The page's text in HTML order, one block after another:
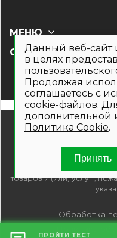
СОЦ СЕТИ
МЕНЮ
© 2019- 2026. Общество
Информация на сайте
характер и не является
товаров и (или) услуг ,
Обработка
Данный веб-сайт
в целях
Продолжая
соглашаетесь с
cookie-файлов.
Политика Cookie.
Принять
ПРОЙТИ ТЕСТ